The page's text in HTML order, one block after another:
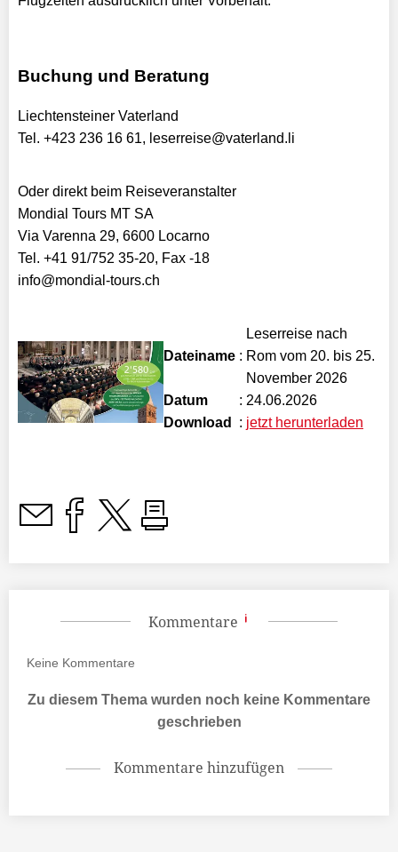
Buchung und Beratung
Liechtensteiner Vaterland
Tel. +423 236 16 61, leserreise@vaterland.li
Oder direkt beim Reiseveranstalter
Mondial Tours MT SA
Via Varenna 29, 6600 Locarno
Tel. +41 91/752 35-20, Fax -18
info@mondial-tours.ch
Dateiname :
Leserreise nach
Rom vom 20. bis 25.
November 2026
Datum
: 24.06.2026
Download
: jetzt herunterladen
Kommentare
Keine Kommentare
Zu diesem Thema wurden noch keine Kommentare
geschrieben
Kommentare hinzufügen